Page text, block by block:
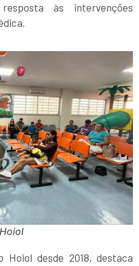
às intervenções
Hoiol desde 2018, destaca